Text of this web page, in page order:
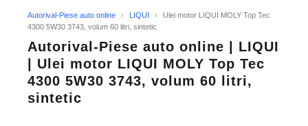
Autorival-Piese auto online › LIQUI ›
Ulei motor LIQUI MOLY Top Tec
4300 5W30 3743, volum 60 litri, sintetic
Autorival-Piese auto online | LIQUI
| Ulei motor LIQUI MOLY Top Tec
4300 5W30 3743, volum 60 litri,
sintetic